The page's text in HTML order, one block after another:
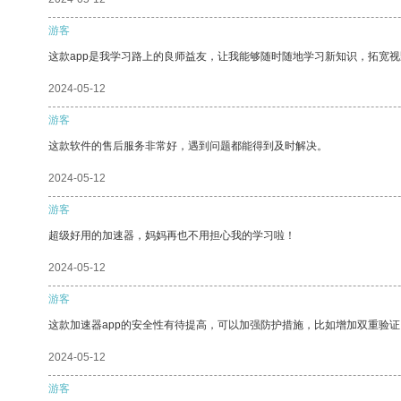
游客
这款app是我学习路上的良师益友，让我能够随时随地学习新知识，拓宽
2024-05-12
游客
这款软件的售后服务非常好，遇到问题都能得到及时解决。
2024-05-12
游客
超级好用的加速器，妈妈再也不用担心我的学习啦！
2024-05-12
游客
这款加速器app的安全性有待提高，可以加强防护措施，比如增加双重验
2024-05-12
游客